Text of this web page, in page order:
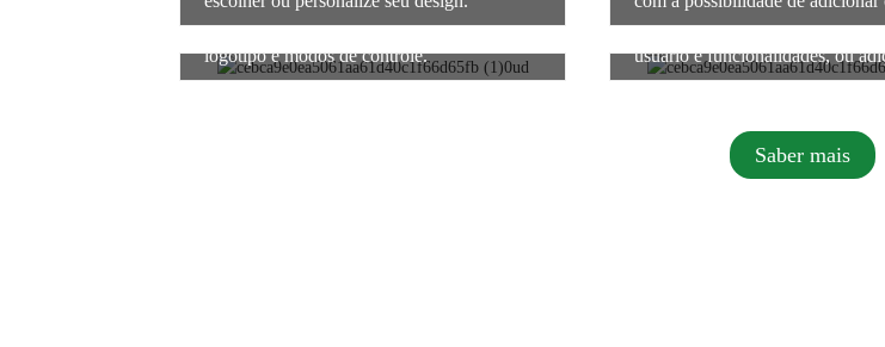
logotipo.
logotipo e modos de controle.
usuário e funcionalidades, ou
de logotipo.
Saber mais